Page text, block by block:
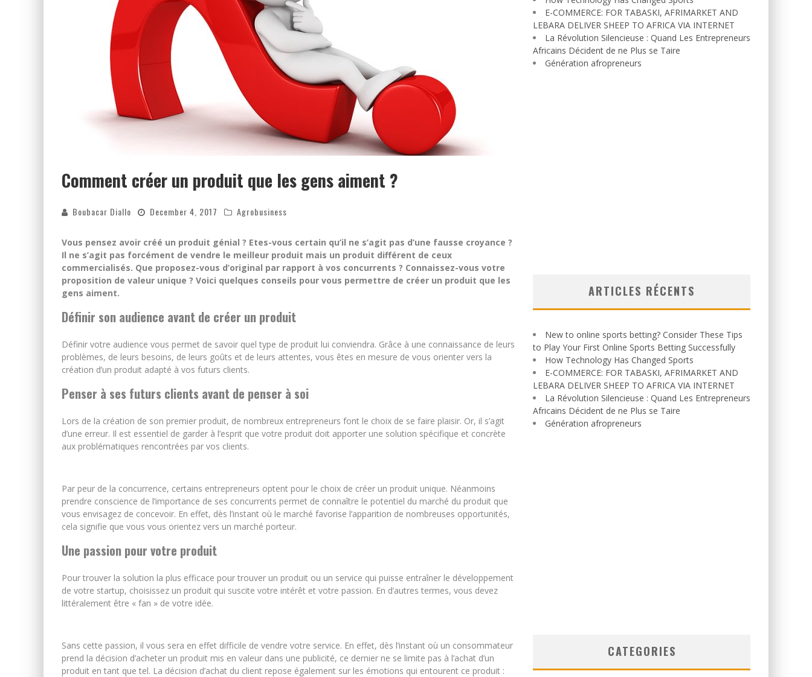
Comment créer un produit que les gens aiment ?
Boubacar Diallo December 4, 2017 Agrobusiness
Vous pensez avoir créé un produit génial ? Etes-vous certain qu’il ne s’agit pas d’une fausse croyance ?
Il ne s’agit pas forcément de vendre le meilleur produit mais un produit différent de ceux
commercialisés. Que proposez-vous d’original par rapport à vos concurrents ? Connaissez-vous votre
proposition de valeur unique ? Voici quelques conseils pour vous permettre de créer un produit que les
gens aiment.
Définir son audience avant de créer un produit
Définir votre audience vous permet de savoir quel type de produit lui conviendra. Grâce à une connaissance de leurs
problèmes, de leurs besoins, de leurs goûts et de leurs attentes, vous êtes en mesure de vous orienter vers la
création d’un produit adapté à vos futurs clients.
Penser à ses futurs clients avant de penser à soi
Lors de la création de son premier produit, de nombreux entrepreneurs font le choix de se faire plaisir. Or, il s’agit
d’une erreur. Il est essentiel de garder à l’esprit que votre produit doit apporter une solution spécifique et concrète
aux problématiques rencontrées par vos clients.
Par peur de la concurrence, certains entrepreneurs optent pour le choix de créer un produit unique. Néanmoins
prendre conscience de l’importance de ses concurrents permet de connaître le potentiel du marché du produit que
vous envisagez de concevoir. En effet, dès l’instant où le marché favorise l’apparition de nombreuses opportunités,
cela signifie que vous vous orientez vers un marché porteur.
Une passion pour votre produit
Pour trouver la solution la plus efficace pour trouver un produit ou un service qui puisse entraîner le développement
de votre startup, choisissez un produit qui suscite votre intérêt et votre passion. En d’autres termes, vous devez
littéralement être « fan » de votre idée.
Sans cette passion, il vous sera en effet difficile de vendre votre service. En effet, dès l’instant où un consommateur
prend la décision d’acheter un produit mis en valeur dans une publicité, ce dernier ne se limite pas à l’achat d’un
produit en tant que tel. La décision d’achat du client repose également sur les émotions qui entourent ce produit :
E-COMMERCE: FOR TABASKI, AFRIMARKET AND
LEBARA DELIVER SHEEP TO AFRICA VIA INTERNET
La Révolution Silencieuse : Quand Les Entrepreneurs
Africains Décident de ne Plus se Taire
Génération afropreneurs
ARTICLES RÉCENTS
New to online sports betting? Consider These Tips
to Play Your First Online Sports Betting Successfully
How Technology Has Changed Sports
E-COMMERCE: FOR TABASKI, AFRIMARKET AND
LEBARA DELIVER SHEEP TO AFRICA VIA INTERNET
La Révolution Silencieuse : Quand Les Entrepreneurs
Africains Décident de ne Plus se Taire
Génération afropreneurs
CATEGORIES